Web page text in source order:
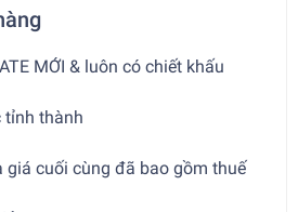
MỚI & luôn có chiết khấu
tỉnh thành
giá cuối cùng đã bao gồm thuế